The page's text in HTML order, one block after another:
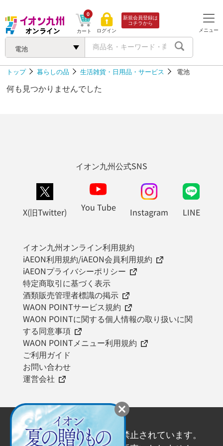
電池
カート
0
ログイン
新規会員登録は
コチラから
メニュー
トップ 暮らしの品 生活雑貨・日用品・サービス 電池
何も見つかりませんでした
イオン九州公式SNS
X(旧Twitter) You Tube Instagram LINE
イオン九州オンライン利用規約
iAEON利用規約/iAEON会員利用規約
iAEONプライバシーポリシー
特定商取引に基づく表示
酒類販売管理者標識の掲示
WAON POINTサービス規約
WAON POINTに関する個人情報の取り扱いに関
する同意事項
WAON POINTメニュー利用規約
ご利用ガイド
お問い合わせ
運営会社
20歳未満の飲酒は法律で禁止されています。